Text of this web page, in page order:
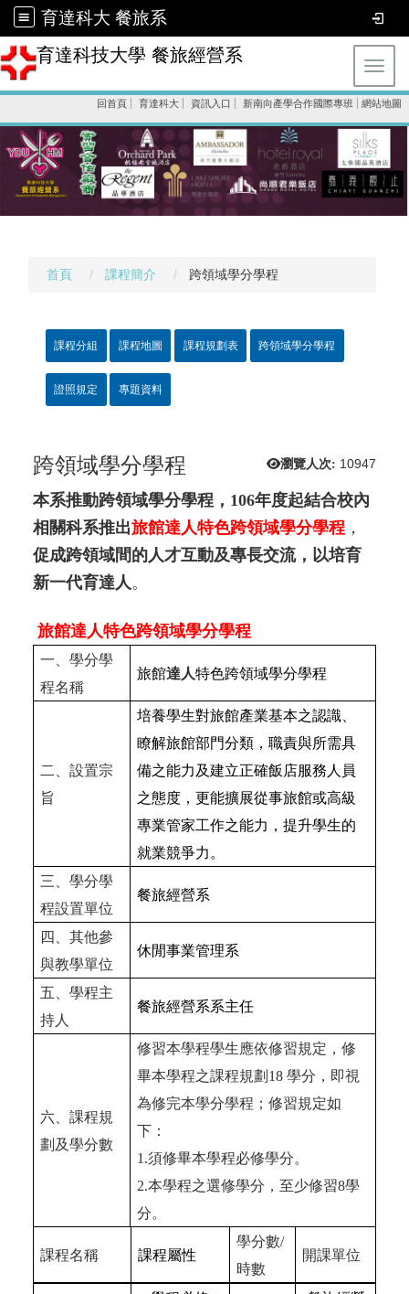
育達科大 餐旅系
育達科技大學 餐旅經營系
回首頁 育達科大 資訊入口 新南向產學合作國際專班 網站地圖
首頁 課程簡介 跨領域學分學程
課程分組 課程地圖 課程規劃表 跨領域學分學程
證照規定 專題資料
瀏覽人次: 10947
跨領域學分學程
本系推動跨領域學分學程，106年度起結合校內
相關科系推出旅館達人特色跨領域學分學程 ，
促成跨領域間的人才互動及專長交流，以培育
新一代育達人。
旅館達人特色跨領域學分學程
一、學分學
程名稱
旅館達人特色跨領域學分學程
二、設置宗
旨
培養學生對旅館產業基本之認識、
瞭解旅館部門分類，職責與所需具
備之能力及建立正確飯店服務人員
之態度，更能擴展從事旅館或高級
專業管家工作之能力，提升學生的
就業競爭力。
三、學分學
程設置單位
餐旅經營系
四、其他參
與教學單位
休閒事業管理系
五、學程主
持人
餐旅經營系系主任
六、課程規
劃及學分數
修習本學程學生應依修習規定，修
畢本學程之課程規劃 18學分，即視
為修完本學分學程；修習規定如
下：
1.須修畢本學程必修學分。
2.本學程之選修學分，至少修習8學
分。
課程名稱 課程屬性
學分數/
時數
開課單位